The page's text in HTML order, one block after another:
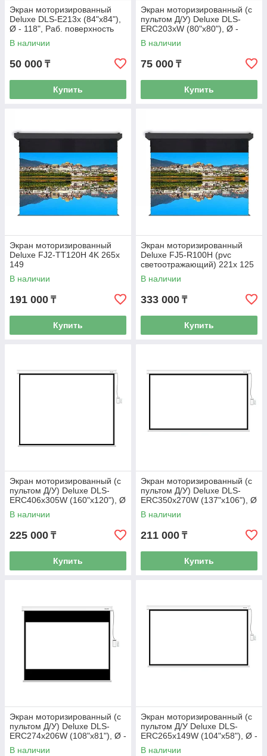
Экран моторизированный
Deluxe DLS-E213x (84"х84"),
Ø - 118", Раб. поверхность
205х205 см., 1:1
В наличии
50 000 ₸
Купить
Экран моторизированный (с
пультом Д/У) Deluxe DLS-
ERC203xW (80"х80"), Ø -
113", 1:1
В наличии
75 000 ₸
Купить
Экран моторизированный
Deluxe FJ2-TT120H 4K 265х
149
В наличии
191 000 ₸
Купить
Экран моторизированный
Deluxe FJ5-R100H (pvc
светоотражающий) 221x 125
В наличии
333 000 ₸
Купить
Экран моторизированный (с
пультом Д/У) Deluxe DLS-
ERC406х305W (160"х120"), Ø
- 199", 4:3
В наличии
225 000 ₸
Купить
Экран моторизированный (с
пультом Д/У) Deluxe DLS-
ERС350x270W (137"х106"), Ø
- 174", 16:9
В наличии
211 000 ₸
Купить
Экран моторизированный (с
пультом Д/У) Deluxe DLS-
ERC274х206W (108"х81"), Ø -
135", 4:3
В наличии
Экран моторизированный (с
пультом Д/У Deluxe DLS-
ERC265х149W (104"х58"), Ø -
119", 16:9
В наличии